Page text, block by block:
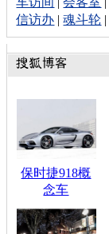
信访办 |魂斗轮
保时捷918概
念车